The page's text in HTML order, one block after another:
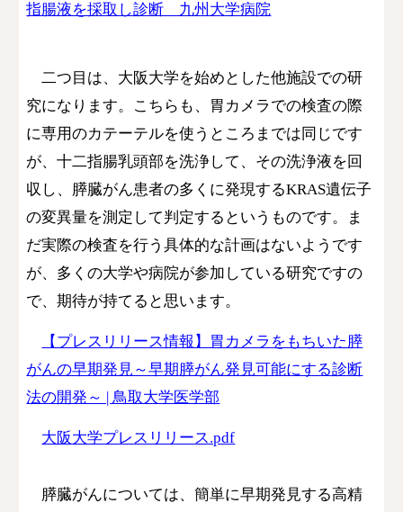
指腸液を採取し診断 九州大学病院
二つ目は、大阪大学を始めとした他施設での研
究になります。こちらも、 胃カメラでの検査の際
に専用のカテーテルを使うところまでは同じです
が、十二指腸乳頭部を洗浄して、その洗浄液を回
収し、 膵臓がん患者の多くに発現するKRAS遺伝子
の変異量を測定して判定するというものです。
ま
だ実際の検査を行う具体的な計画はないようです
が、多くの大学や病院が参加している研究ですの
で、期待が持てると思います。
【プレスリリース情報】胃カメラをもちいた膵
がんの早期発見～早期膵がん発見可能にする診断
法の開発～ | 鳥取大学医学部
大阪大学プレスリリース.pdf
膵臓がんについては、簡単に早期発見する高精